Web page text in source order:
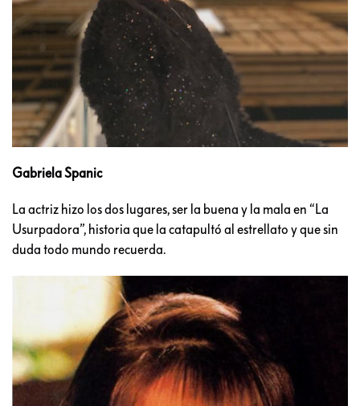
Gabriela Spanic
La actriz hizo los dos lugares, ser la buena y la mala en “La
Usurpadora”, historia que la catapultó al estrellato y que sin
duda todo mundo recuerda.